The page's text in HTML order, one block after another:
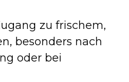
zu frischem,
besonders nach
oder bei